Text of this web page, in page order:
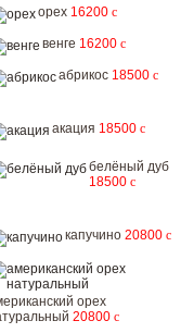
орех 16200 c
венге 16200 c
абрикос 18500 c
акация 18500 c
белёный дуб
18500 c
капучино 20800 c
орех
20800 c